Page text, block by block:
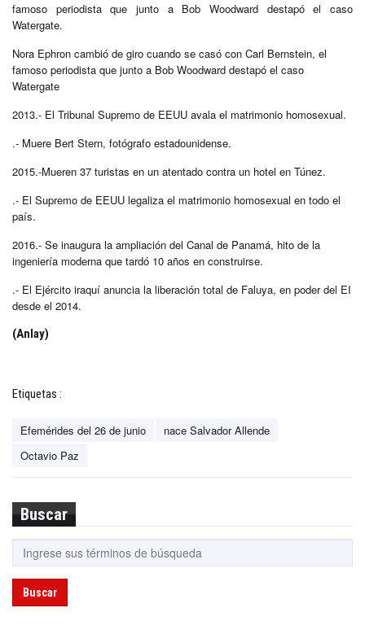
famoso periodista que junto a Bob Woodward destapó el caso
Watergate.
Nora Ephron cambió de giro cuando se casó con Carl Bernstein, el
famoso periodista que junto a Bob Woodward destapó el caso
Watergate
2013.- El Tribunal Supremo de EEUU avala el matrimonio homosexual.
.- Muere Bert Stern, fotógrafo estadounidense.
2015.-Mueren 37 turistas en un atentado contra un hotel en Túnez.
.- El Supremo de EEUU legaliza el matrimonio homosexual en todo el
país.
2016.- Se inaugura la ampliación del Canal de Panamá, hito de la
ingeniería moderna que tardó 10 años en construirse.
.- El Ejército iraquí anuncia la liberación total de Faluya, en poder del EI
desde el 2014.
(Anlay)
Etiquetas :
Efemérides del 26 de junio
nace Salvador Allende
Octavio Paz
Buscar
Buscar